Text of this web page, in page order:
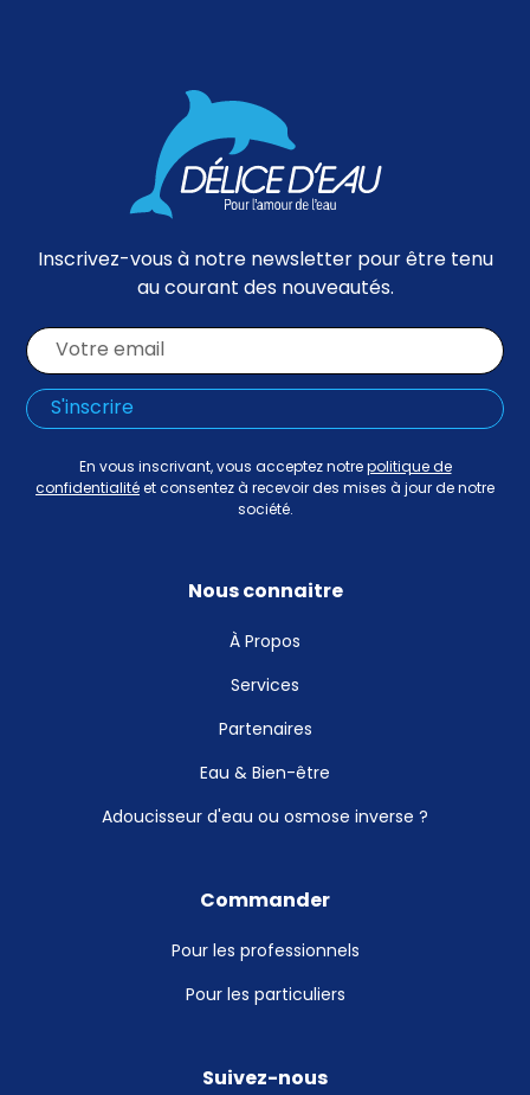
Inscrivez-vous à notre newsletter pour être tenu
au courant des nouveautés.
En vous inscrivant, vous acceptez notre politique de
confidentialité et consentez à recevoir des mises à jour de notre
société.
Nous connaitre
À Propos
Services
Partenaires
Eau & Bien-être
Adoucisseur d'eau ou osmose inverse ?
Commander
Pour les professionnels
Pour les particuliers
Suivez-nous